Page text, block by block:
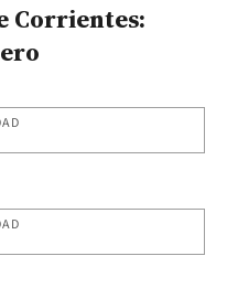
Corrientes: